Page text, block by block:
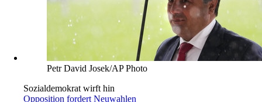
Kein Comeback
Netanjahu scheitert
Israels Regierungskoalition wehrt Versuch von Expremier,
an die Macht zurückzukehren, ab. Knesset nimmt Haushalt 2021
Knut Mellenthin